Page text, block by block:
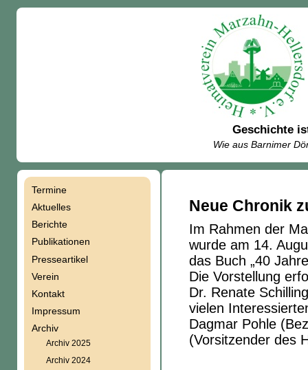
Geschichte
Wie aus Barnimer
Neue Chronik
Im Rahmen der
wurde am 14.
das Buch „40
Die Vorstellung
Dr. Renate
vielen
Dagmar Pohle
(Vorsitzender des
Termine
Aktuelles
Berichte
Publikationen
Presseartikel
Verein
Kontakt
Impressum
Archiv
Archiv 2025
Archiv 2024